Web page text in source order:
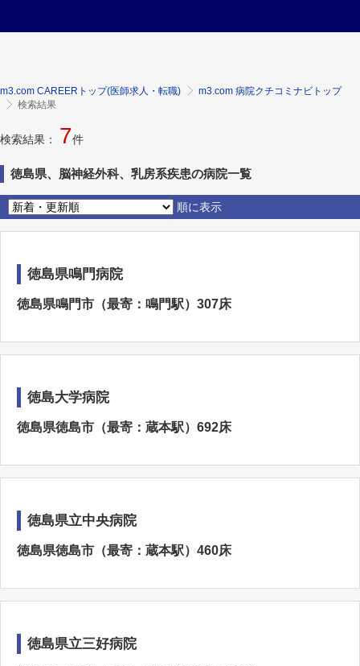
m3.com CAREERトップ(医師求人・転職)
m3.com 病院クチコミナビトップ
検索結果
検索結果： 7件
徳島県、脳神経外科、乳房系疾患の病院一覧
順に表示
徳島県鳴門病院
徳島県鳴門市（最寄：鳴門駅）307床
徳島大学病院
徳島県徳島市（最寄：蔵本駅）692床
徳島県立中央病院
徳島県徳島市（最寄：蔵本駅）460床
徳島県立三好病院